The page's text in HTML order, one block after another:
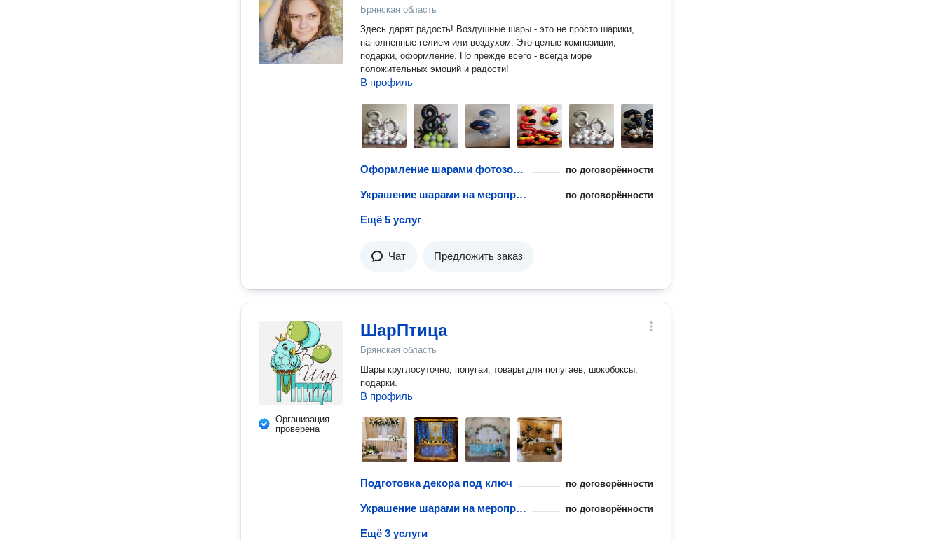
Брянская область
Здесь дарят радость! Воздушные шары - это не просто шарики,
наполненные гелием или воздухом. Это целые композиции,
подарки, оформление. Но прежде всего - всегда море
положительных эмоций и радости!
В профиль
Оформление шарами фотозоны по договорённости
Украшение шарами на мероприятии по договорённости
Ещё 5 услуг
Чат Предложить заказ
Организация
проверена
ШарПтица
Брянская область
Шары круглосуточно, попугаи, товары для попугаев, шокобоксы,
подарки.
В профиль
Подготовка декора под ключ по договорённости
Украшение шарами на мероприятии по договорённости
Ещё 3 услуги